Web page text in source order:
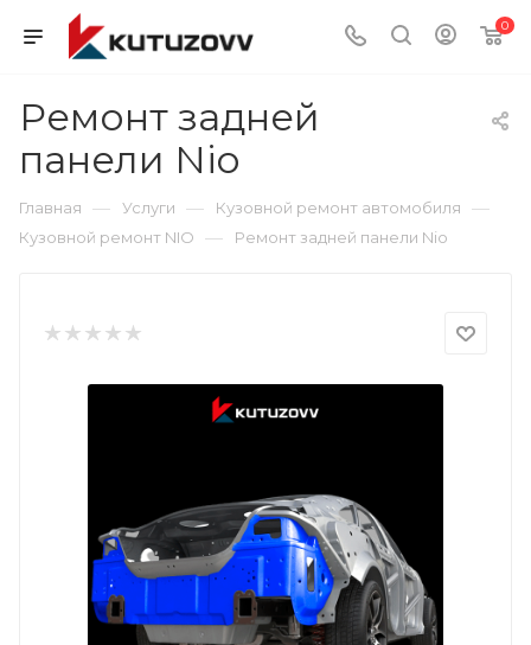
0
Ремонт задней
панели Nio
Главная — Услуги — Кузовной ремонт автомобиля —
Кузовной ремонт NIO — Ремонт задней панели Nio